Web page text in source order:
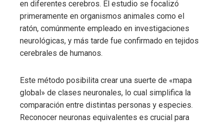
en diferentes cerebros. El estudio se focalizó
primeramente en organismos animales como el
ratón, comúnmente empleado en investigaciones
neurológicas, y más tarde fue confirmado en tejidos
cerebrales de humanos.
Este método posibilita crear una suerte de «mapa
global» de clases neuronales, lo cual simplifica la
comparación entre distintas personas y especies.
Reconocer neuronas equivalentes es crucial para